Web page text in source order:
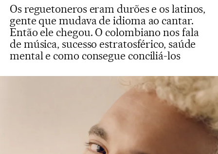
Os reguetoneros eram durões e os latinos,
gente que mudava de idioma ao cantar.
Então ele chegou. O colombiano nos fala
de música, sucesso estratosférico, saúde
mental e como consegue conciliá-los